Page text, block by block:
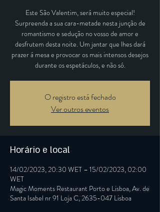
Este São Valentim, será muito especial!
Surpreenda a sua cara-metade nesta junção de
romantismo e sedução no vosso de amor e
desfrutem desta noite. Um jantar que lhes dará
prazer á mesa e provocar os mais intensos desejos
durante os espetáculos, e não só.
O registro está fechado
Ver outros eventos
Horário e local
14/02/2023, 20:30 WET – 15/02/2023, 02:00
WET
Magic Moments Restaurant Porto e Lisboa, Av. de
Santa Isabel nr 91 Loja C, 2635-047 Lisboa